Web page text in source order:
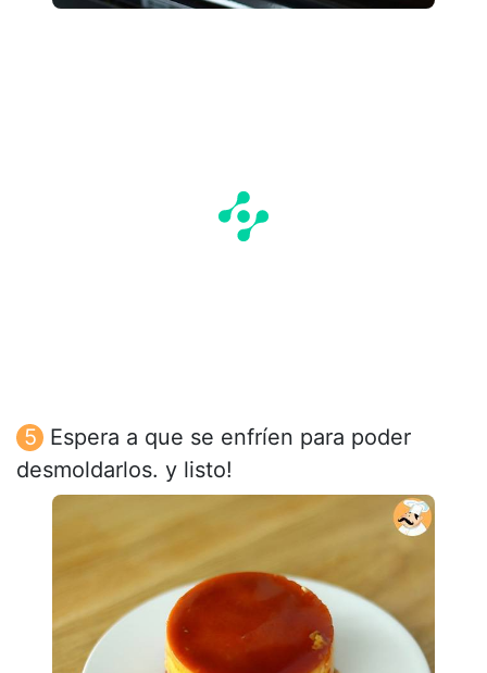
Espera a que se enfríen para poder
desmoldarlos. y listo!